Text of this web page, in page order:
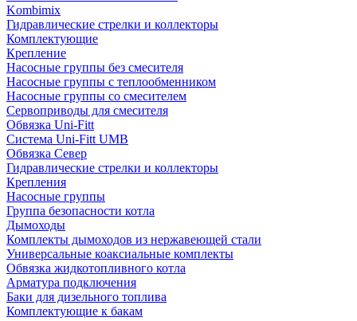
Kombimix
Гидравлические стрелки и коллекторы
Комплектующие
Крепление
Насосные группы без смесителя
Насосные группы с теплообменником
Насосные группы со смесителем
Сервоприводы для смесителя
Обвязка Uni-Fitt
Система Uni-Fitt UMB
Обвязка Север
Гидравлические стрелки и коллекторы
Крепления
Насосные группы
Группа безопасности котла
Дымоходы
Комплекты дымоходов из нержавеющей стали
Универсальные коаксиальные комплекты
Обвязка жидкотопливного котла
Арматура подключения
Баки для дизельного топлива
Комплектующие к бакам